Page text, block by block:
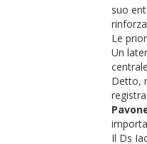
suo
Le
Un
Detto,
Il Ds